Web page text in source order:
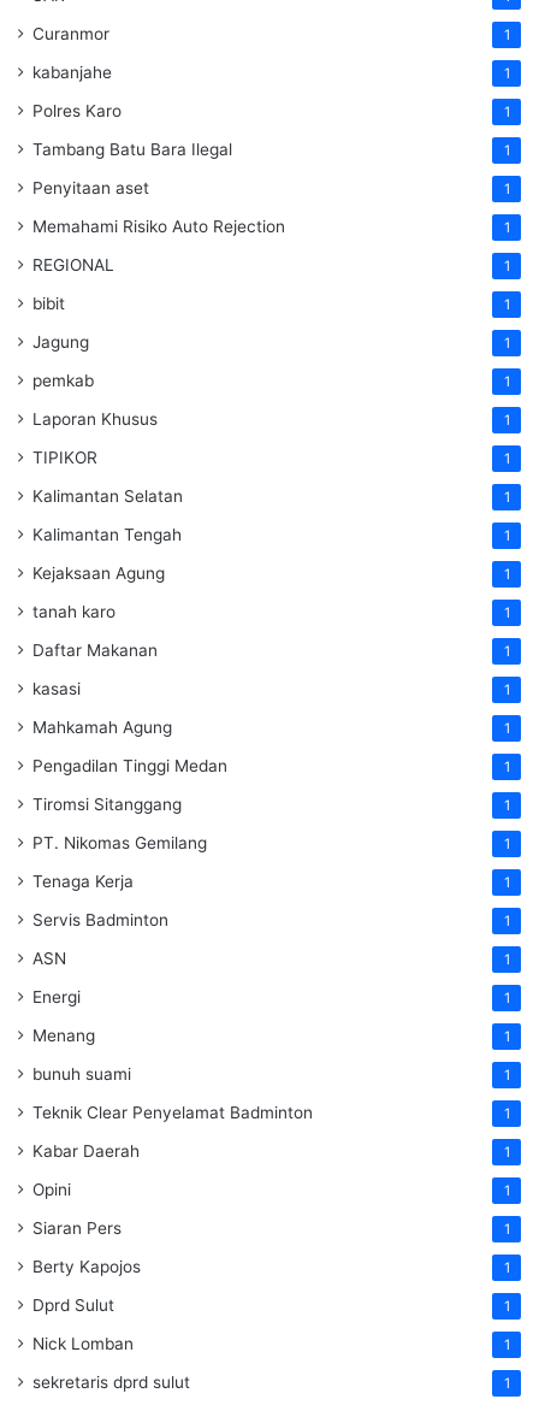
Curanmor 1
kabanjahe 1
Polres Karo 1
Tambang Batu Bara Ilegal 1
Penyitaan aset 1
Memahami Risiko Auto Rejection 1
REGIONAL 1
bibit 1
Jagung 1
pemkab 1
Laporan Khusus 1
TIPIKOR 1
Kalimantan Selatan 1
Kalimantan Tengah 1
Kejaksaan Agung 1
tanah karo 1
Daftar Makanan 1
kasasi 1
Mahkamah Agung 1
Pengadilan Tinggi Medan 1
Tiromsi Sitanggang 1
PT. Nikomas Gemilang 1
Tenaga Kerja 1
Servis Badminton 1
ASN 1
Energi 1
Menang 1
bunuh suami 1
Teknik Clear Penyelamat Badminton 1
Kabar Daerah 1
Opini 1
Siaran Pers 1
Berty Kapojos 1
Dprd Sulut 1
Nick Lomban 1
sekretaris dprd sulut 1